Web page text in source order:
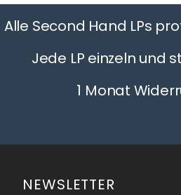
Alle Second Hand LPs
Jede LP einzeln und
1 Monat
NEWSLETTER